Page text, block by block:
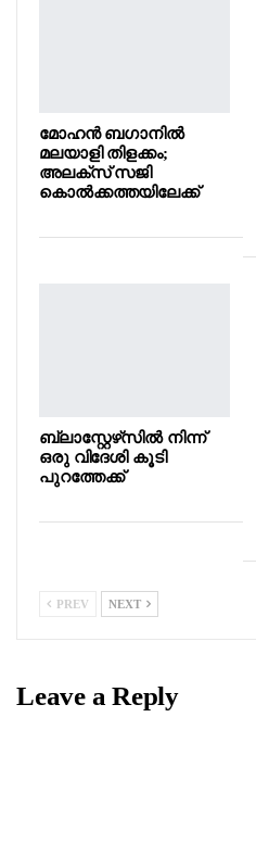
മോഹൻ ബഗാനിൽ
മലയാളി തിളക്കം;
അലക്സ് സജി
കൊൽക്കത്തയിലേക്ക്
ബ്ലാസ്റ്റേഴ്‌സിൽ നിന്ന്
ഒരു വിദേശി കൂടി
പുറത്തേക്ക്
PREV NEXT
Leave a Reply